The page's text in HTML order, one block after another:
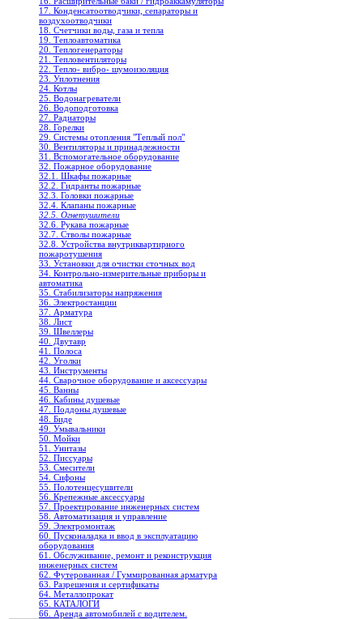
17. Конденсатоотводчики, сепараторы и
воздухоотводчики
18. Счетчики воды, газа и тепла
19. Теплоавтоматика
20. Теплогенераторы
21. Тепловентиляторы
22. Тепло- вибро- шумоизоляция
23. Уплотнения
24. Котлы
25. Водонагреватели
26. Водоподготовка
27. Радиаторы
28. Горелки
29. Системы отопления "Теплый пол"
30. Вентиляторы и принадлежности
31. Вспомогательное оборудование
32. Пожарное оборудование
32.1. Шкафы пожарные
32.2. Гидранты пожарные
32.3. Головки пожарные
32.4. Клапаны пожарные
32.5. Огнетушители
32.6. Рукава пожарные
32.7. Стволы пожарные
32.8. Устройства внутриквартирного
пожаротушения
33. Установки для очистки сточных вод
34. Контрольно-измерительные приборы и
автоматика
35. Стабилизаторы напряжения
36. Электростанции
37. Арматура
38. Лист
39. Швеллеры
40. Двутавр
41. Полоса
42. Уголки
43. Инструменты
44. Сварочное оборудование и аксессуары
45. Ванны
46. Кабины душевые
47. Поддоны душевые
48. Биде
49. Умывальники
50. Мойки
51. Унитазы
52. Писсуары
53. Смесители
54. Сифоны
55. Полотенцесушители
56. Крепежные аксессуары
57. Проектирование инженерных систем
58. Автоматизация и управление
59. Электромонтаж
60. Пусконаладка и ввод в эксплуатацию
оборудования
61. Обслуживание, ремонт и реконструкция
инженерных систем
62. Футерованная / Гуммированная арматура
63. Разрешения и сертификаты
64. Металлопрокат
65. КАТАЛОГИ
66. Аренда автомобилей с водителем.